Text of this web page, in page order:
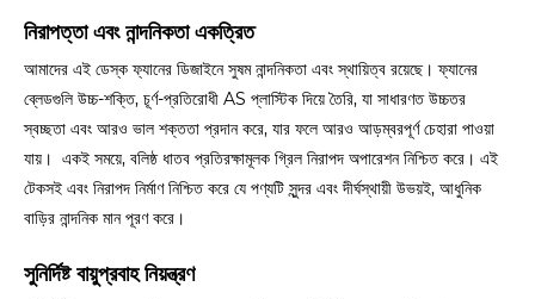
নিরাপত্তা এবং নান্দনিকতা একত্রিত
আমাদের এই ডেস্ক ফ্যানের ডিজাইনে সুষম নান্দনিকতা এবং স্থায়িত্ব রয়েছে। ফ্যানের
ব্লেডগুলি উচ্চ-শক্তি, চূর্ণ-প্রতিরোধী AS প্লাস্টিক দিয়ে তৈরি, যা সাধারণত উচ্চতর
স্বচ্ছতা এবং আরও ভাল শক্ততা প্রদান করে, যার ফলে আরও আড়ম্বরপূর্ণ চেহারা পাওয়া
যায়। একই সময়ে, বলিষ্ঠ ধাতব প্রতিরক্ষামূলক গ্রিল নিরাপদ অপারেশন নিশ্চিত করে। এই
টেকসই এবং নিরাপদ নির্মাণ নিশ্চিত করে যে পণ্যটি সুন্দর এবং দীর্ঘস্থায়ী উভয়ই, আধুনিক
বাড়ির নান্দনিক মান পূরণ করে।
সুনির্দিষ্ট বায়ুপ্রবাহ নিয়ন্ত্রণ